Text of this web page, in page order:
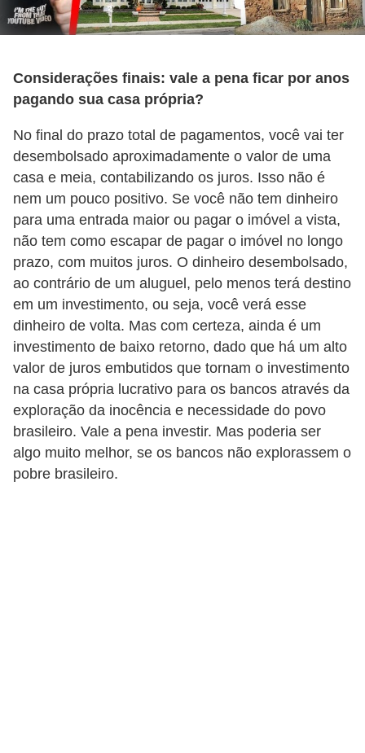
Considerações finais: vale a pena ficar por anos
pagando sua casa própria?
No final do prazo total de pagamentos, você vai ter
desembolsado aproximadamente o valor de uma
casa e meia, contabilizando os juros. Isso não é
nem um pouco positivo. Se você não tem dinheiro
para uma entrada maior ou pagar o imóvel a vista,
não tem como escapar de pagar o imóvel no longo
prazo, com muitos juros. O dinheiro desembolsado,
ao contrário de um aluguel, pelo menos terá destino
em um investimento, ou seja, você verá esse
dinheiro de volta. Mas com certeza, ainda é um
investimento de baixo retorno, dado que há um alto
valor de juros embutidos que tornam o investimento
na casa própria lucrativo para os bancos através da
exploração da inocência e necessidade do povo
brasileiro. Vale a pena investir. Mas poderia ser
algo muito melhor, se os bancos não explorassem o
pobre brasileiro.
a
n
i
a
m
e
n
t
o
s
F
o
r
m
a
s
d
e
p